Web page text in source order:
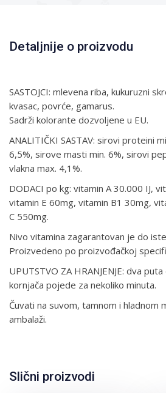
Detaljnije o proizvodu
SASTOJCI: mlevena riba, kukuruzni
kvasac, povrće, gamarus.
Sadrži kolorante dozvoljene u EU.
ANALITIČKI SASTAV: sirovi proteini
6,5%, sirove masti min. 6%, sirovi
vlakna max. 4,1%.
DODACI po kg: vitamin A 30.000 IJ,
vitamin E 60mg, vitamin B1 30mg,
C 550mg.
Nivo vitamina zagarantovan je do
Proizvedeno po proizvođačkoj
UPUTSTVO ZA HRANJENJE: dva
kornjača pojede za nekoliko minuta.
Čuvati na suvom, tamnom i hladnom
ambalaži.
Slični proizvodi